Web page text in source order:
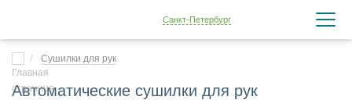
Санкт-Петербург
Сушилки для рук
Автоматические сушилки для рук